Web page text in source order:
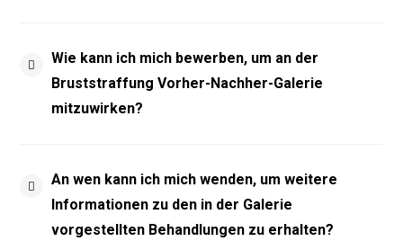
Wie kann ich mich bewerben, um an der
Bruststraffung Vorher-Nachher-Galerie
mitzuwirken?
An wen kann ich mich wenden, um weitere
Informationen zu den in der Galerie
vorgestellten Behandlungen zu erhalten?